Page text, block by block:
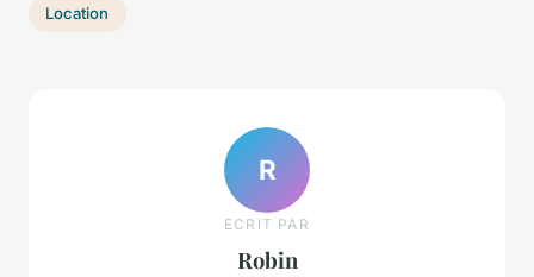
Location
R
ECRIT PAR
Robin